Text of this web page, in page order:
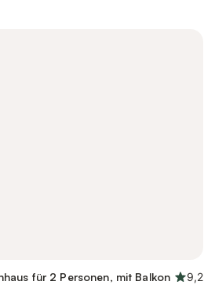
für 2 Personen, mit Balkon
9,2